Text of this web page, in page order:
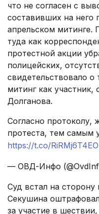
что не согласен с
составивших на него
апрельском митинге.
туда как
протестной акции
полицейских,
свидетельствовало
митинг как
Долганова.
Согласно протоколу,
протеста, тем самым
https://t.co/RiRMj6T4EO
— ОВД-Инфо
Суд встал на сторону
Секушина
за участие в